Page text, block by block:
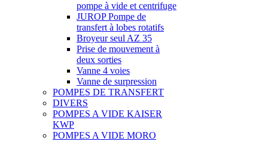
pompe à vide et centrifuge
JUROP Pompe de
transfert à lobes rotatifs
Broyeur seul AZ 35
Prise de mouvement à
deux sorties
Vanne 4 voies
Vanne de surpression
POMPES DE TRANSFERT
DIVERS
POMPES A VIDE KAISER
KWP
POMPES A VIDE MORO